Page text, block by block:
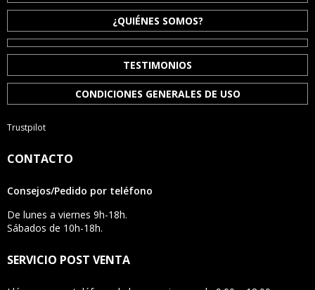
CONTACTO
Consejos/Pedido por teléfono
De lunes a viernes 9h-18h.
Sábados de 10h-18h.
SERVICIO POST VENTA
¿QUIÉNES SOMOS?
TESTIMONIOS
CONDICIONES GENERALES DE USO
Trustpilot